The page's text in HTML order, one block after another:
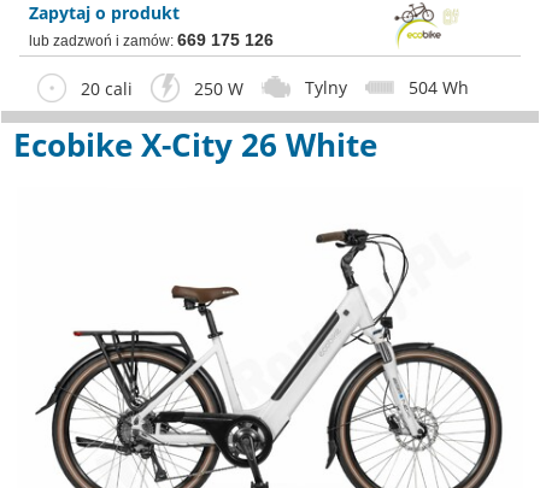
Zapytaj o produkt
lub zadzwoń i zamów: 669 175 126
20 cali 250 W Tylny 504 Wh
Ecobike X-City 26 White